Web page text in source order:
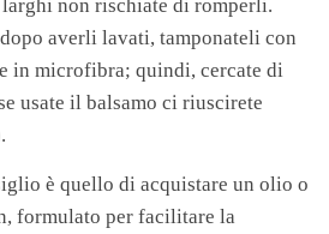
non rischiate di romperli.
averli lavati, tamponateli con
in microfibra; quindi, cercate di
usate il balsamo ci riuscirete
è quello di acquistare un olio o
formulato per facilitare la